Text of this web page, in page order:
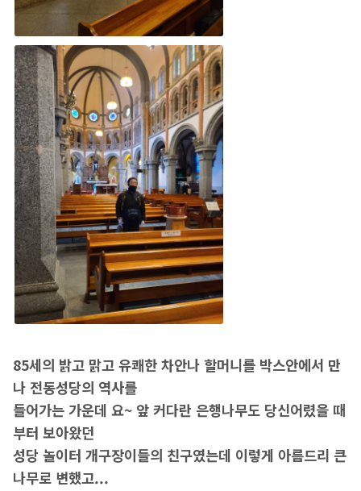
85세의 밝고 맑고 유쾌한 차안나 할머니를 박스안에서 만
나 전동성당의 역사를
들어가는 가운데 요~ 앞 커다란 은행나무도 당신어렸을 때
부터 보아왔던
성당 놀이터 개구장이들의 친구였는데 이렇게 아름드리 큰
나무로 변했고...